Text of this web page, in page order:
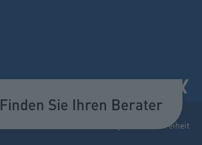
Finden Sie Ihren Berater
Barrierefreiheit